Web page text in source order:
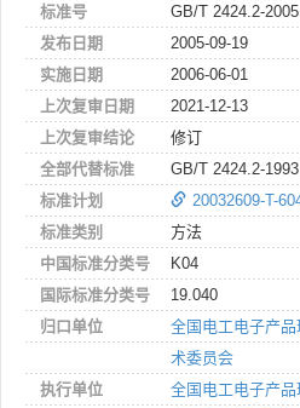
标准号
GB/T 2424.2-2005
发布日期
2005-09-19
实施日期
2006-06-01
上次复审日期
2021-12-13
上次复审结论
修订
全部代替标准
GB/T 2424.2-1993
标准计划
20032609-T-
标准类别
方法
中国标准分类号
K04
国际标准分类号
19.040
归口单位
全国电工电子产
术委员会
执行单位
全国电工电子产